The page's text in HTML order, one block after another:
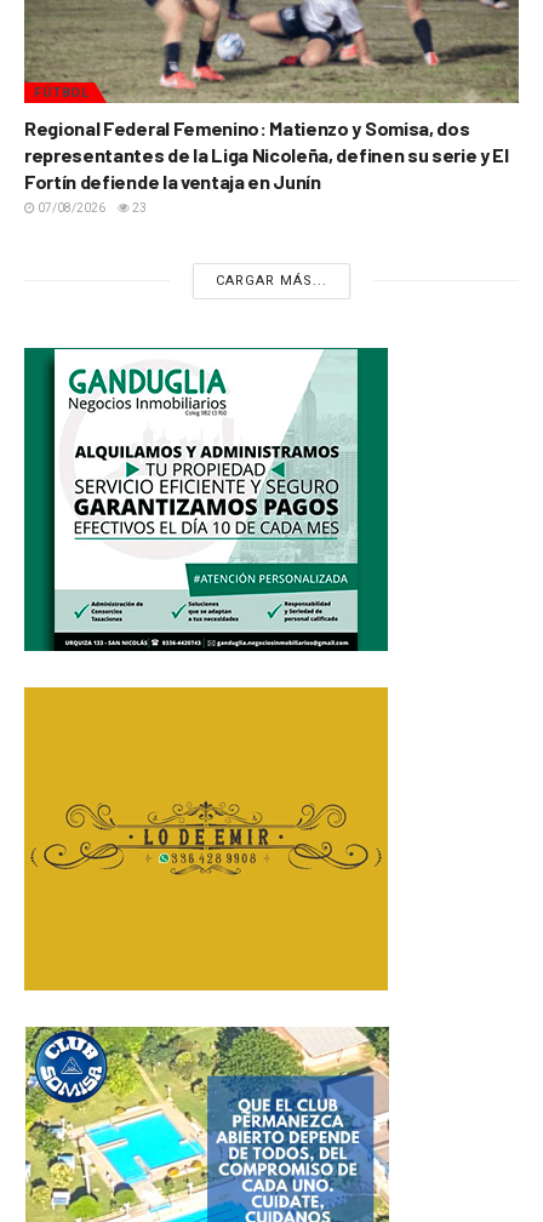
FÚTBOL
Regional Federal Femenino: Matienzo y Somisa, dos
representantes de la Liga Nicoleña, definen su serie y El
Fortín defiende la ventaja en Junín
07/08/2026 23
CARGAR MÁS...